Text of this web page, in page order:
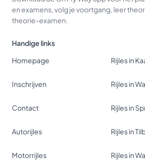
en examens, volg je voortgang, leer
theorie-examen.
Handige links
Homepage
Inschrijven
Contact
Autorijles
Motorrijles
Rijles in
Rijles in
Rijles in
Rijles in
Rijles in